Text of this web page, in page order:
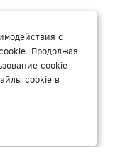
с
Продолжая
cookie-
cookie в